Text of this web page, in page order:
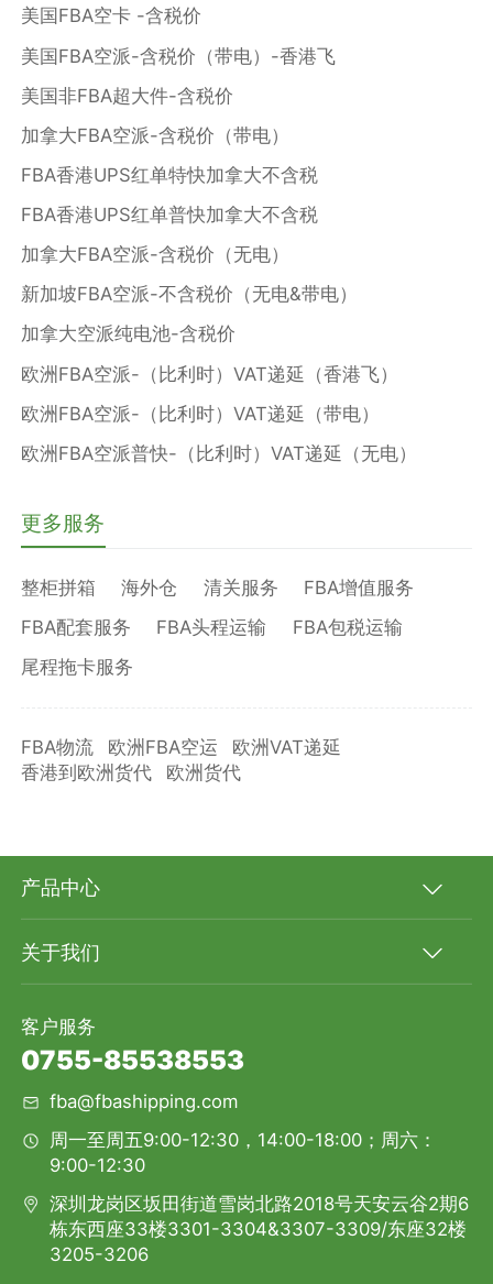
美国FBA空卡 -含税价
美国FBA空派-含税价（带电）-香港飞
美国非FBA超大件-含税价
加拿大FBA空派-含税价（带电）
FBA香港UPS红单特快加拿大不含税
FBA香港UPS红单普快加拿大不含税
加拿大FBA空派-含税价（无电）
新加坡FBA空派-不含税价（无电&带电）
加拿大空派纯电池-含税价
欧洲FBA空派-（比利时）VAT递延（香港飞）
欧洲FBA空派-（比利时）VAT递延（带电）
欧洲FBA空派普快-（比利时）VAT递延（无电）
更多服务
整柜拼箱 海外仓 清关服务
FBA增值服务
FBA配套服务
FBA头程运输
FBA包税运输
尾程拖卡服务
FBA物流 欧洲FBA空运
欧洲VAT递延
香港到欧洲货代
欧洲货代
产品中心
关于我们
客户服务
0755-85538553
fba@fbashipping.com
周一至周五9:00-12:30，14:00-18:00；周六：
9:00-12:30
深圳龙岗区坂田街道雪岗北路2018号天安云谷2期6
栋东西座33楼3301-3304&3307-3309/东座32楼
3205-3206